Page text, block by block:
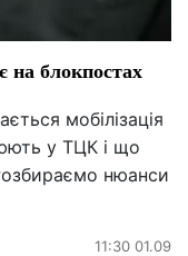
на блокпостах
мобілізація
у ТЦК і що
нюанси
11:30 01.09